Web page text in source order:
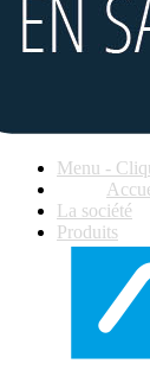
Menu -
La société
Produits